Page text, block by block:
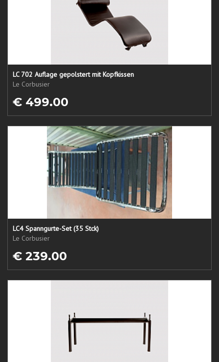
LC 702 Auflage gepolstert mit Kopfkissen
Le Corbusier
€ 499.00
LC4 Spanngurte-Set (35 Stck)
Le Corbusier
€ 239.00